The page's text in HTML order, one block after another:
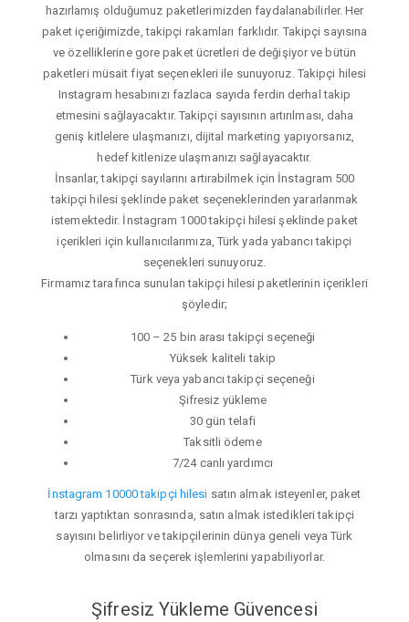
hazırlamış olduğumuz paketlerimizden faydalanabilirler. Her
paket içeriğimizde, takipçi rakamları farklıdır. Takipçi sayısına
ve özelliklerine gore paket ücretleri de değişiyor ve bütün
paketleri müsait fiyat seçenekleri ile sunuyoruz. Takipçi hilesi
Instagram hesabınızı fazlaca sayıda ferdin derhal takip
etmesini sağlayacaktır. Takipçi sayısının artırılması, daha
geniş kitlelere ulaşmanızı, dijital marketing yapıyorsanız,
hedef kitlenize ulaşmanızı sağlayacaktır.
İnsanlar, takipçi sayılarını artırabilmek için İnstagram 500
takipçi hilesi şeklinde paket seçeneklerinden yararlanmak
istemektedir. İnstagram 1000 takipçi hilesi şeklinde paket
içerikleri için kullanıcılarımıza, Türk yada yabancı takipçi
seçenekleri sunuyoruz.
Firmamız tarafınca sunulan takipçi hilesi paketlerinin içerikleri
şöyledir;
100 – 25 bin arası takipçi seçeneği
Yüksek kaliteli takip
Türk veya yabancı takipçi seçeneği
Şifresiz yükleme
30 gün telafi
Taksitli ödeme
7/24 canlı yardımcı
İnstagram 10000 takipçi hilesi satın almak isteyenler, paket
tarzı yaptıktan sonrasında, satın almak istedikleri takipçi
sayısını belirliyor ve takipçilerinin dünya geneli veya Türk
olmasını da seçerek işlemlerini yapabiliyorlar.
Şifresiz Yükleme Güvencesi